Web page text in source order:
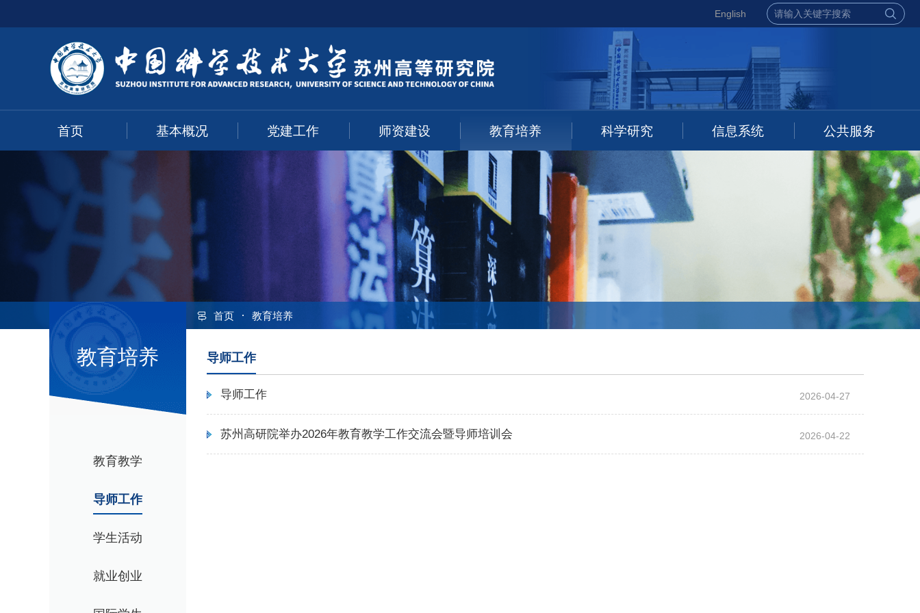
English
首页 基本概况 党建工作 师资建设 教育培养 科学研究 信息系统 公共服务
首页 · 教育培养
教育培养
教育教学
导师工作
学生活动
就业创业
导师工作
导师工作 2026-04-27
苏州高研院举办2026年教育教学工作交流会暨导师培训会 2026-04-22